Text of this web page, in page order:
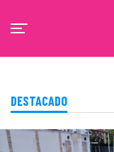
DESTACADO